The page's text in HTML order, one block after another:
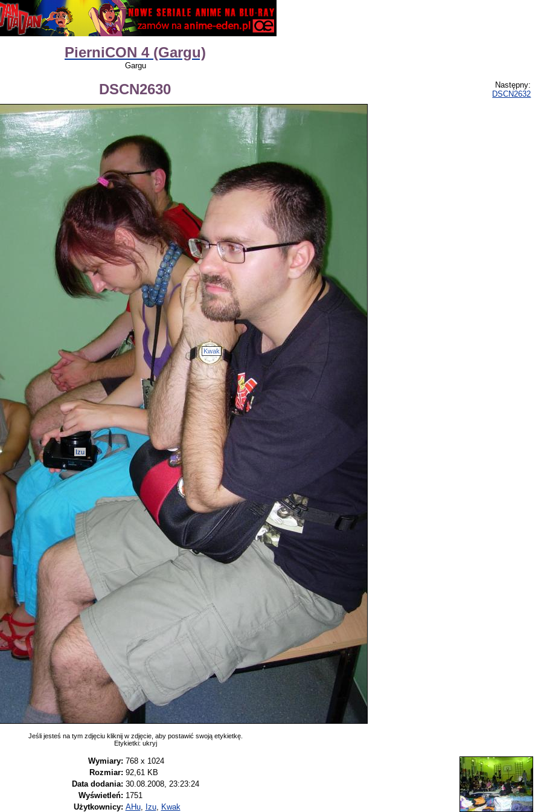
PierniCON 4 (Gargu)
Gargu
DSCN2630
Następny:
DSCN2632
Izu
Kwak
Jeśli jesteś na tym zdjęciu kliknij w zdjęcie, aby postawić swoją etykietkę.
Etykietki: ukryj
Wymiary: 768 x 1024
Rozmiar: 92,61 KB
Data dodania: 30.08.2008, 23:23:24
Wyświetleń: 1751
Użytkownicy: AHu, Izu, Kwak